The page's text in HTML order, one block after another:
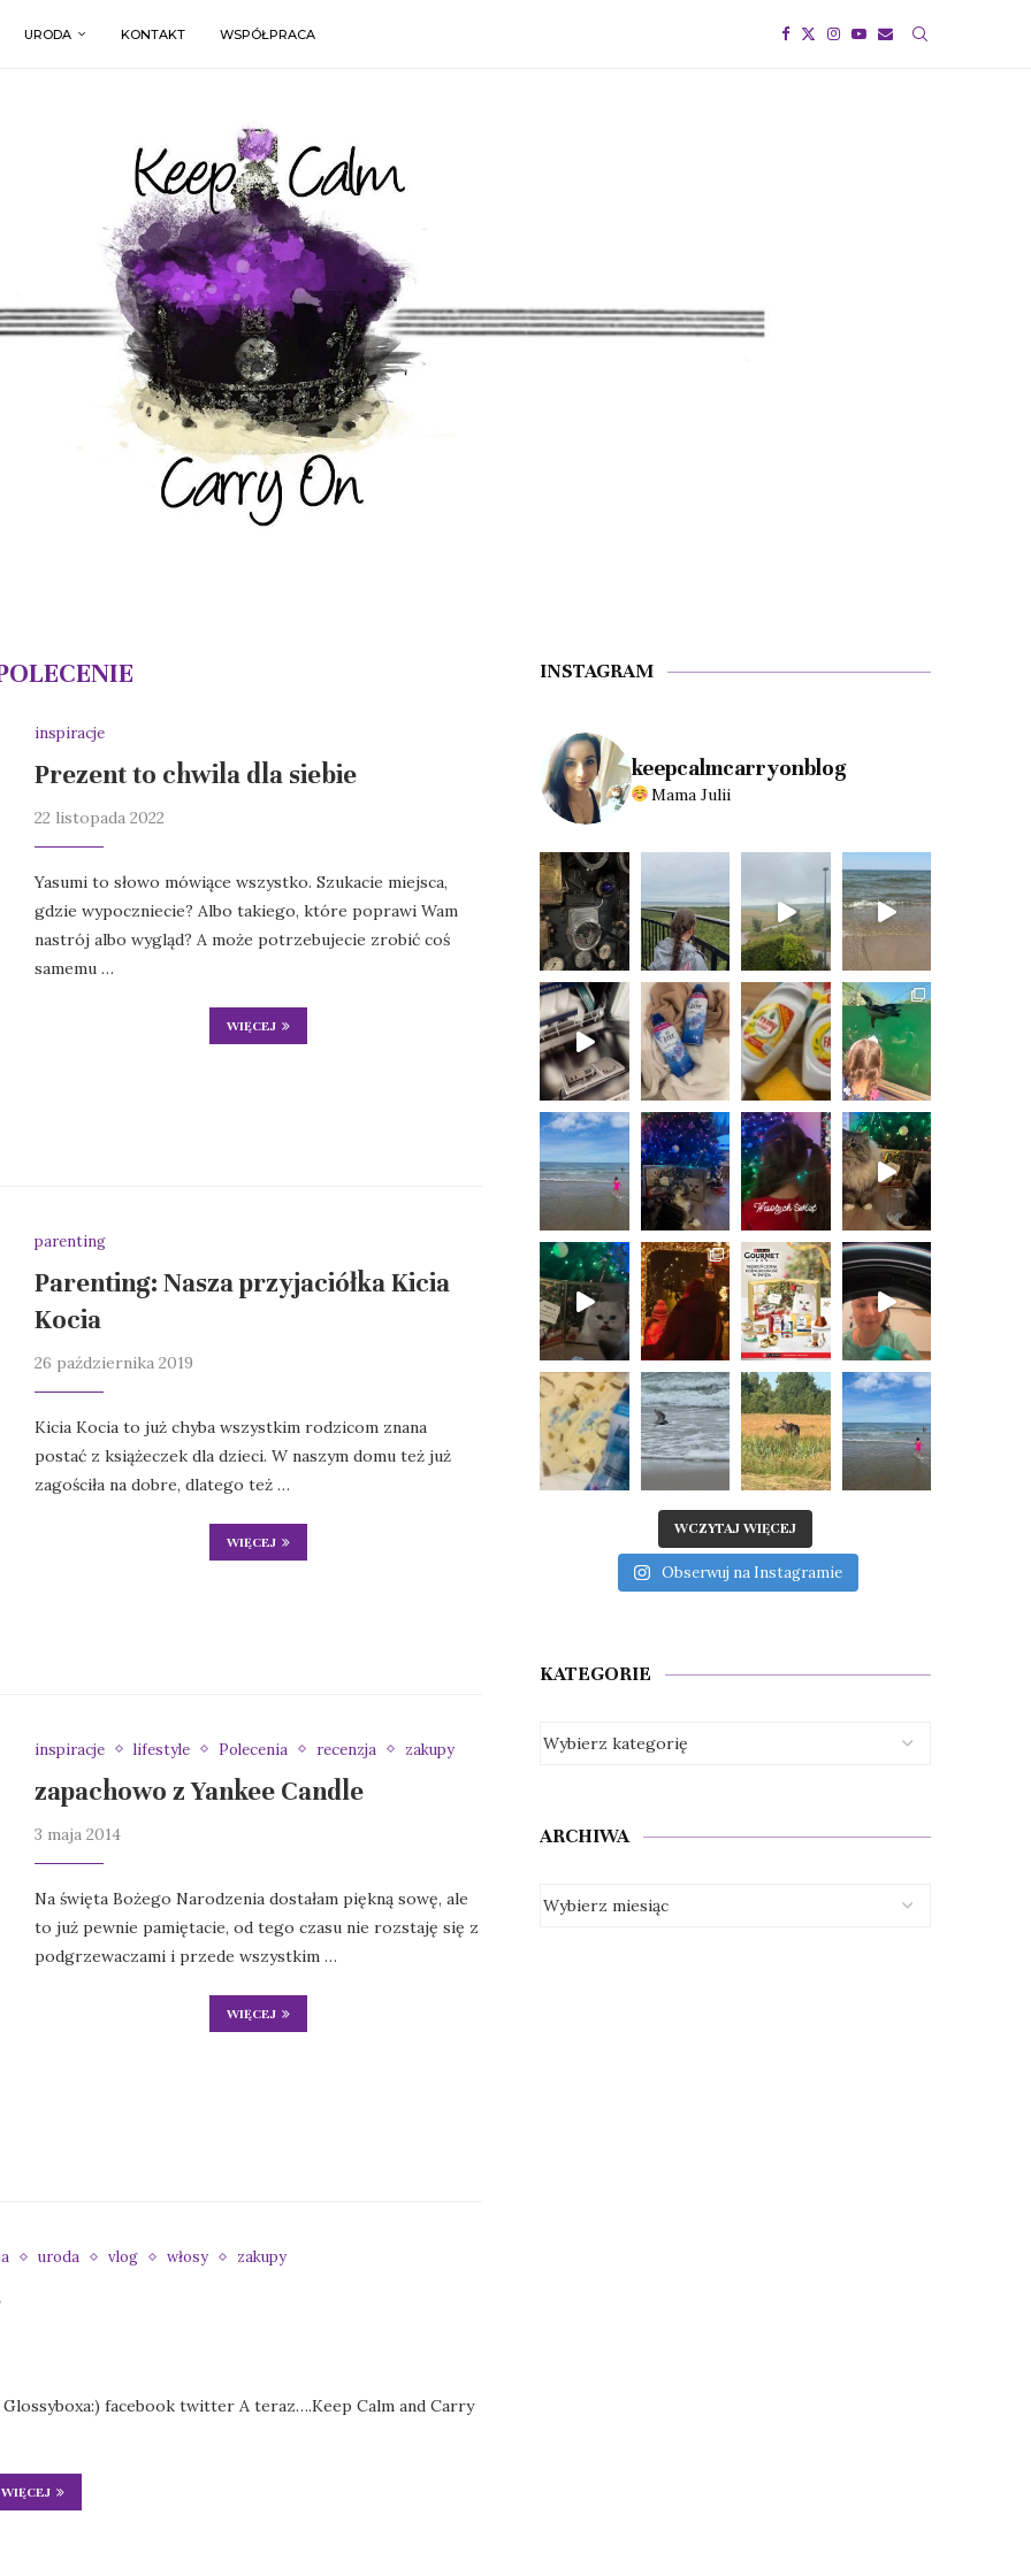
URODA KONTAKT WSPÓŁPRACA
inspiracje
Prezent to chwila dla siebie
22 listopada 2022
Yasumi to słowo mówiące wszystko. Szukacie miejsca,
gdzie wypoczniecie? Albo takiego, które poprawi Wam
nastrój albo wygląd? A może potrzebujecie zrobić coś
samemu …
WIĘCEJ
parenting
Parenting: Nasza przyjaciółka Kicia
Kocia
26 października 2019
Kicia Kocia to już chyba wszystkim rodzicom znana
postać z książeczek dla dzieci. W naszym domu też już
zagościła na dobre, dlatego też …
WIĘCEJ
inspiracje lifestyle Polecenia recenzja zakupy
zapachowo z Yankee Candle
3 maja 2014
Na święta Bożego Narodzenia dostałam piękną sowę, ale
to już pewnie pamiętacie, od tego czasu nie rozstaję się z
podgrzewaczami i przede wszystkim …
WIĘCEJ
uroda vlog włosy zakupy
facebook twitter A teraz….Keep Calm and Carry
WIĘCEJ
INSTAGRAM
keepcalmcarryonblog
Mama Julii
WCZYTAJ WIĘCEJ
Obserwuj na Instagramie
KATEGORIE
ARCHIWA